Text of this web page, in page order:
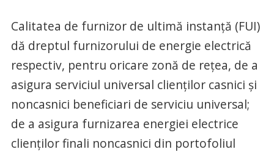
Calitatea de furnizor de ultimă instanţă (FUI)
dă dreptul furnizorului de energie electrică
respectiv, pentru oricare zonă de reţea, de a
asigura serviciul universal clienţilor casnici şi
noncasnici beneficiari de serviciu universal;
de a asigura furnizarea energiei electrice
clienţilor finali noncasnici din portofoliul